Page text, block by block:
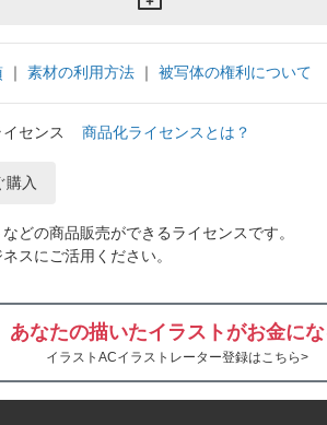
｜ 素材の利用方法 ｜ 被写体の権利について
センス 商品化ライセンスとは？
購入
どの商品販売ができるライセンスです。
スにご活用ください。
あなたの描いたイラストがお金に
イラストACイラストレーター登録はこちら>